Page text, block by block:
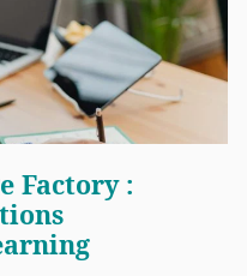
Factory :